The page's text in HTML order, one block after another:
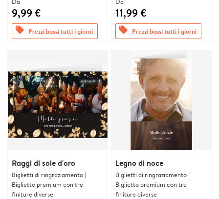
9,99 €
offers Prezzi bassi tutti i giorni
11,99 €
offers Prezzi bassi tutti i giorni
Raggi di sole d'oro
Biglietti di ringraziamento |
Biglietto premium con tre
finiture diverse
Legno di noce
Biglietti di ringraziamento |
Biglietto premium con tre
finiture diverse